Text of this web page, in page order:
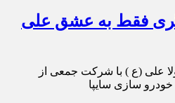
فقط به عشق علی
علی (ع ) با شرکت جمعی از
سازی سایپا